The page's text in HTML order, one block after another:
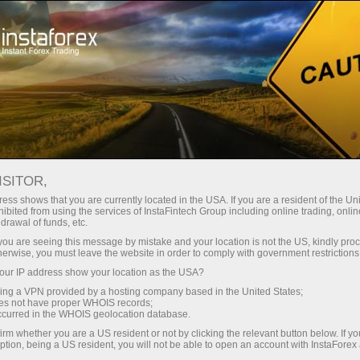
С InstaForex вы получаете
конкурентным возможностям:
кредитное плечо до 1:5000, одни
из лучших спредов и комиссий
на рынке, а также
привлекательные условия для
торговли акциями и индексами
Минимальные
Бонус 30%
на каждый депозит
Скорость
в трейдинге и на трассе
shows that you are currently located in the USA. If you are a resident of the
from using the services of InstaFintech Group including online trading,
of funds, etc.
are seeing this message by mistake and your location is not the US, kindly
you must leave the website in order to comply with government
IP address show your location as the USA?
a VPN provided by a hosting company based in the United States;
not have proper WHOIS records;
in the WHOIS geolocation database.
whether you are a US resident or not by clicking the relevant button below. If
being a US resident, you will not be able to open an account with InstaForex